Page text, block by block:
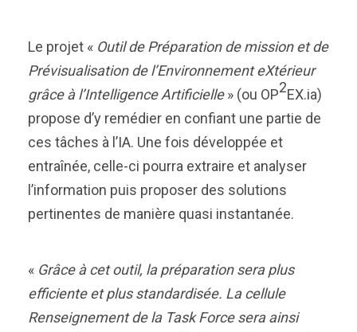
Le projet « Outil de Préparation de mission et de
Prévisualisation de l’Environnement eXtérieur
grâce à l’Intelligence Artificielle» (ou OP2EX.ia)
propose d’y remédier en confiant une partie de
ces tâches à l’IA. Une fois développée et
entraînée, celle-ci pourra extraire et analyser
l’information puis proposer des solutions
pertinentes de manière quasi instantanée.
« Grâce à cet outil, la préparation sera plus
efficiente et plus standardisée. La cellule
Renseignement de la Task Force sera ainsi